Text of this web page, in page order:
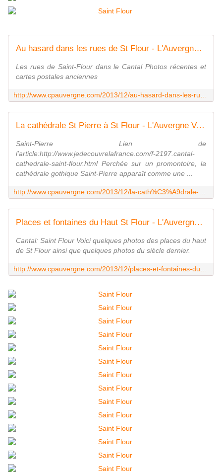
Au hasard dans les rues de St Flour - L'Auvergne Vue par Papou Poustache
Les rues de Saint-Flour dans le Cantal Photos récentes et
cartes postales anciennes
La cathédrale St Pierre à St Flour - L'Auvergne Vue par Papou Poustache
Saint-Pierre Lien de
l'article:http://www.jedecouvrelafrance.com/f-2197.cantal-
cathedrale-saint-flour.html Perchée sur un promontoire, la
cathédrale gothique Saint-Pierre apparaît comme une ...
Places et fontaines du Haut St Flour - L'Auvergne Vue par Papou Poustache
Cantal: Saint Flour Voici quelques photos des places du haut
de St Flour ainsi que quelques photos du siècle dernier.